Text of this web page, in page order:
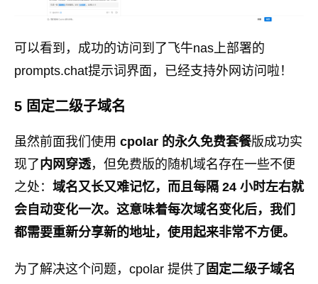
可以看到，成功的访问到了飞牛nas上部署的
prompts.chat提示词界面，已经支持外网访问啦！
5 固定二级子域名
虽然前面我们使用 cpolar 的永久免费套餐版成功实
现了 内网穿透，但免费版的随机域名存在一些不便
之处： 域名又长又难记忆，而且每隔 24 小时左右就
会自动变化一次。这意味着每次域名变化后，我们
都需要重新分享新的地址，使用起来非常不方便。
为了解决这个问题，cpolar 提供了 固定二级子域名